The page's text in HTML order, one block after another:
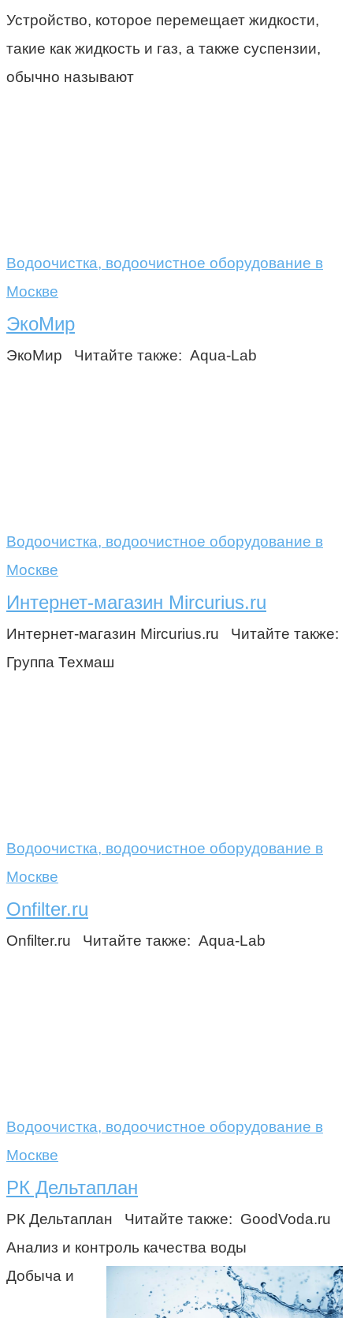
Устройство, которое перемещает жидкости,
такие как жидкость и газ, а также суспензии,
обычно называют
Водоочистка, водоочистное оборудование в
Москве
ЭкоМир
ЭкоМир Читайте также: Aqua-Lab
Водоочистка, водоочистное оборудование в
Москве
Интернет-магазин Mircurius.ru
Интернет-магазин Mircurius.ru Читайте также:
Группа Техмаш
Водоочистка, водоочистное оборудование в
Москве
Onfilter.ru
Onfilter.ru Читайте также: Aqua-Lab
Водоочистка, водоочистное оборудование в
Москве
РК Дельтаплан
РК Дельтаплан Читайте также: GoodVoda.ru
Анализ и контроль качества воды
Добыча и